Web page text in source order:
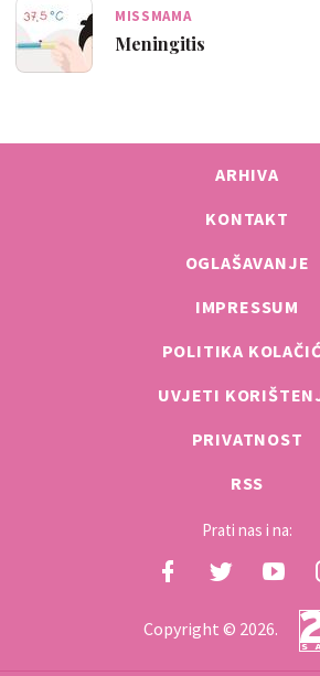
MISSMAMA
Meningitis
ARHIVA
KONTAKT
OGLAŠAVANJE
IMPRESSUM
POLITIKA
UVJETI
PRIVATNOST
RSS
Prati nas i na:
Copyright © 2026.